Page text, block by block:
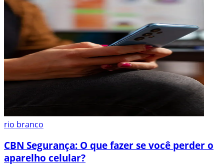
rio branco
CBN Segurança: O que fazer se você perder o
aparelho celular?